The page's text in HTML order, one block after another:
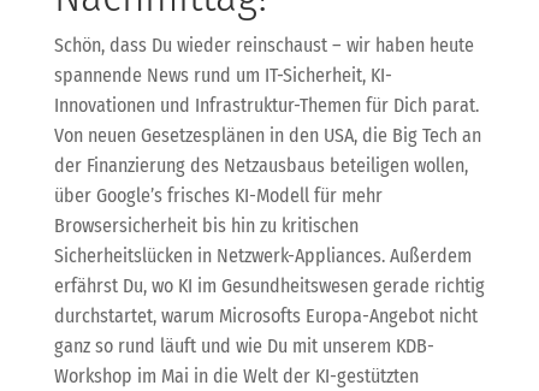
Schön, dass Du wieder reinschaust – wir haben heute
spannende News rund um IT-Sicherheit, KI-
Innovationen und Infrastruktur-Themen für Dich parat.
Von neuen Gesetzesplänen in den USA, die Big Tech an
der Finanzierung des Netzausbaus beteiligen wollen,
über Google’s frisches KI-Modell für mehr
Browsersicherheit bis hin zu kritischen
Sicherheitslücken in Netzwerk-Appliances. Außerdem
erfährst Du, wo KI im Gesundheitswesen gerade richtig
durchstartet, warum Microsofts Europa-Angebot nicht
ganz so rund läuft und wie Du mit unserem KDB-
Workshop im Mai in die Welt der KI-gestützten